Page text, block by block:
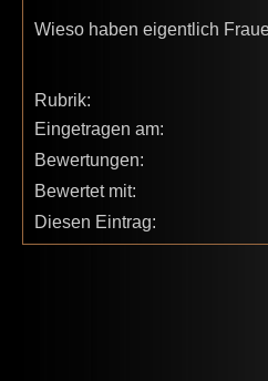
Wieso haben eigentlich
Rubrik:
Eingetragen am:
Bewertungen:
Bewertet mit:
Diesen Eintrag: